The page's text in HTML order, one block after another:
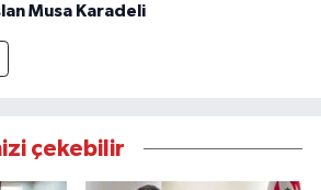
Musa Karadeli
çekebilir